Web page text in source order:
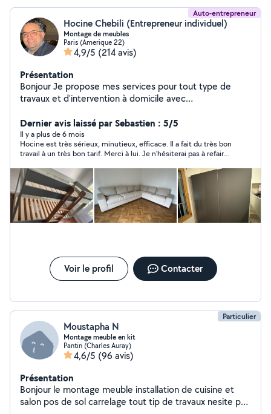
Auto-entrepreneur
Hocine Chebili (Entrepreneur individuel)
Montage de meubles
Paris (Amerique 22)
4,9/5 (214 avis)
Présentation
Bonjour Je propose mes services pour tout type de
travaux et d'intervention à domicile avec
PRESTATION PROPOSÉE .Montage et démontage de
touts types de meubles EKEA,Conforama ,but,etc)
.Aide au déménagement: Manutention,transport
léger,organisation,emballage de meubles et de fragile
(assiettes,verres ,lustres etc ) Fixation murale
meuble,tableaux ,tringles à rideaux ,tv etc .TRAVAUX DE
RÉNOVATION : -penture -carrelages -petit travaux de
bricolage INSTALLATION DE SYSTÈMES DE SÉCURITÉ : -
caméra de surveillance -systèmes de protection d'accès
.ponctuel,sérieux et soigné .Matériel professionnel
Déplacement rapide sur Paris et île de France
CONTACT Disponible touts les jours N'hésitez pas à me
Dernier avis laissé par Sebastien : 5/5
Il y a plus de 6 mois
Hocine est très sérieux, minutieux, efficace. Il a fait du très bon
travail à un très bon tarif. Merci à lui. Je n’hésiterai pas à refaire
Voir le profil Contacter
Particulier
Moustapha N
Montage meuble en kit
Pantin (Charles Auray)
4,6/5 (96 avis)
Présentation
Bonjour le montage meuble installation de cuisine et
salon pos de sol carrelage tout tip de travaux nesite pas